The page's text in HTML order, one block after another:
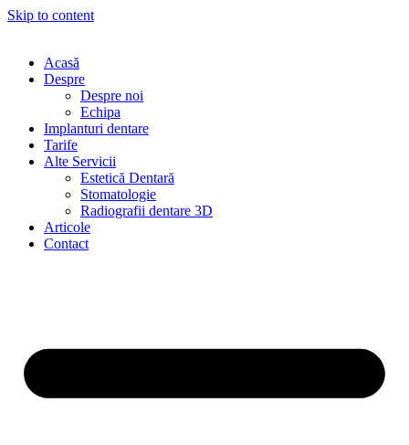
Skip to content
Acasă
Despre
Despre noi
Echipa
Implanturi dentare
Tarife
Alte Servicii
Estetică Dentară
Stomatologie
Radiografii dentare 3D
Articole
Contact